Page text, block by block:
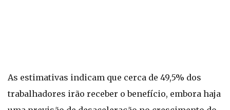
As estimativas indicam que cerca de 49,5% dos
trabalhadores irão receber o benefício, embora haja